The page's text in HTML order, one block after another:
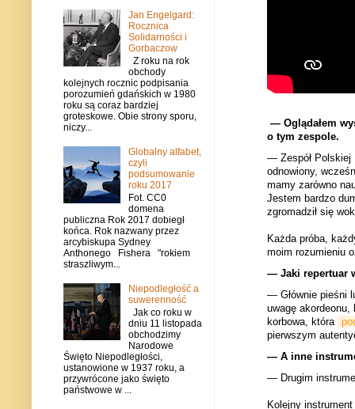
— Oglądałem
o tym zespole.
— Zespół Polskiej
odnowiony,
mamy zarówno
Jestem bardzo
zgromadził się
Każda próba,
moim rozumieniu
— Jaki repertuar
— Głównie pieśni
uwagę
korbowa, która
pierwszym
— A inne
— Drugim
Kolejny
Jan Engelgard:
Rocznica
Solidarności i
Gorbaczow
Z roku na rok
obchody
kolejnych rocznic podpisania
porozumień gdańskich w 1980
roku są coraz bardziej
groteskowe. Obie strony sporu,
niczy...
Globalny alfabet,
czyli
podsumowanie
roku 2017
Fot. CC0
domena
publiczna Rok 2017 dobiegł
końca. Rok nazwany przez
arcybiskupa Sydney
Anthonego Fishera "rokiem
straszliwym...
Niepodległość a
suwerenność
Jak co roku w
dniu 11 listopada
obchodzimy
Narodowe
Święto Niepodległości,
ustanowione w 1937 roku, a
przywrócone jako święto
państwowe w ...